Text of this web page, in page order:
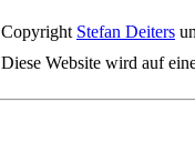
Copyright Stefan Deiters
Diese Website wird auf